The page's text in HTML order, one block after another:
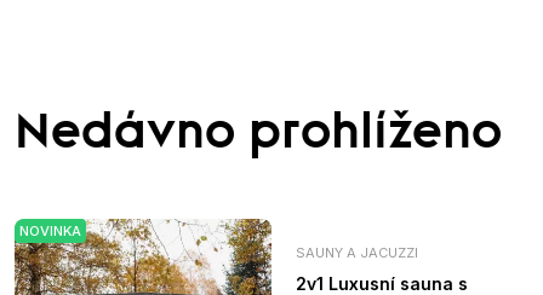
Nedávno prohlíženo
NOVINKA
SAUNY A JACUZZI
2v1 Luxusní sauna s